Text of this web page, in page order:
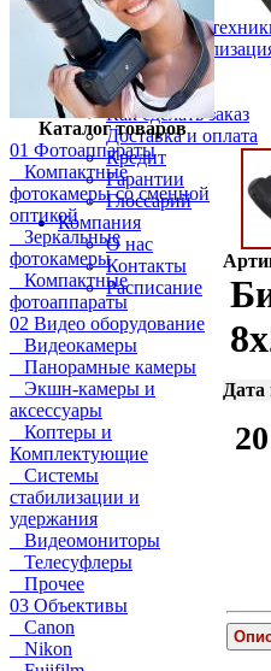
Услуги
Прокат
Выкуп и
Покупателям
Акции
Как сделать заказ
Доставка и оплата
Кредит
Гарантии
Глоссарий
Компания
О нас
Контакты
Расписание
Каталог товаров
01 Фотоаппараты
Компактные
фотокамеры со сменной
оптикой
Зеркальные
фотокамеры
Компактные
фотоаппараты
02 Видео оборудование
Видеокамеры
Панорамные камеры
Экшн-камеры и
аксессуары
Коптеры и
Комплектующие
Системы
стабилизации и
удержания
Видеомониторы
Телесуфлеры
Прочее
03 Объективы
Canon
Nikon
Дата